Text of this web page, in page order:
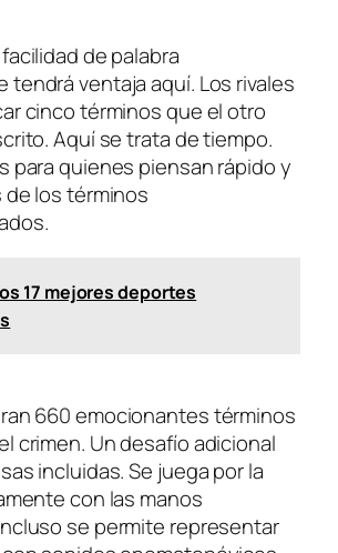
de palabra
tendrá ventaja aquí. Los rivales
cinco términos que el otro
Aquí se trata de tiempo.
para quienes piensan rápido y
los términos
17 mejores deportes
660 emocionantes términos
crimen. Un desafío adicional
incluidas. Se juega por la
con las manos
se permite representar